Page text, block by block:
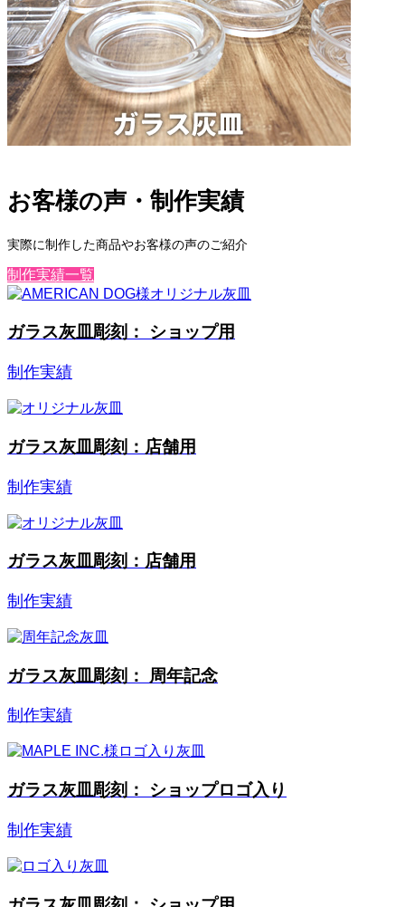
お客様の声・制作実績
実際に制作した商品やお客様の声のご紹介
制作実績一覧
ガラス灰皿彫刻： ショップ用
制作実績
ガラス灰皿彫刻：店舗用
制作実績
ガラス灰皿彫刻：店舗用
制作実績
ガラス灰皿彫刻： 周年記念
制作実績
ガラス灰皿彫刻： ショップロゴ入り
制作実績